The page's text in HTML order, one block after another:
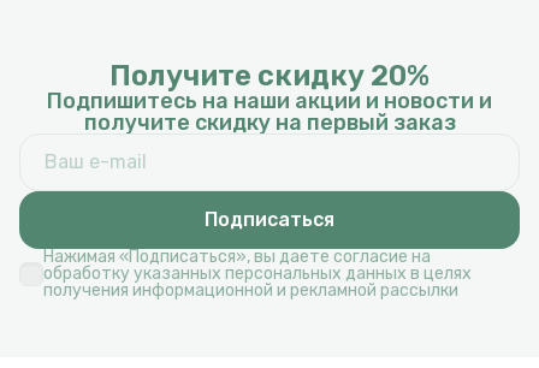
Получите скидку 20%
Подпишитесь на наши акции и новости и
получите скидку на первый заказ
Подписаться
Нажимая «Подписаться», вы даете согласие на
обработку указанных персональных данных в целях
получения информационной и рекламной рассылки